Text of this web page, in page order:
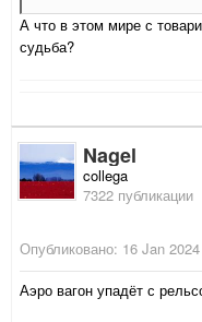
А что в этом мире с
судьба?
Nagel
collega
7322 публикации
Опубликовано: 16 Jan 2024
Аэро вагон упадёт с